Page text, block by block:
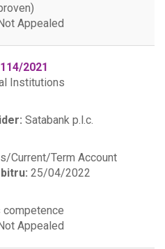
Appealed
2021
Institutions
Satabank p.l.c.
Current/Term Account
25/04/2022
competence
Appealed